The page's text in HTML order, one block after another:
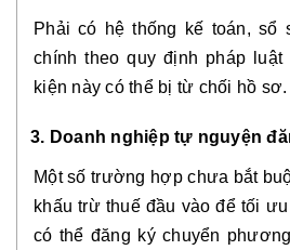
Phải có hệ thống kế toán, sổ
chính theo quy định pháp luật
kiện này có thể bị từ chối hồ sơ.
3. Doanh nghiệp tự nguyện
Một số trường hợp chưa bắt
khấu trừ thuế đầu vào để tối
có thể đăng ký chuyển